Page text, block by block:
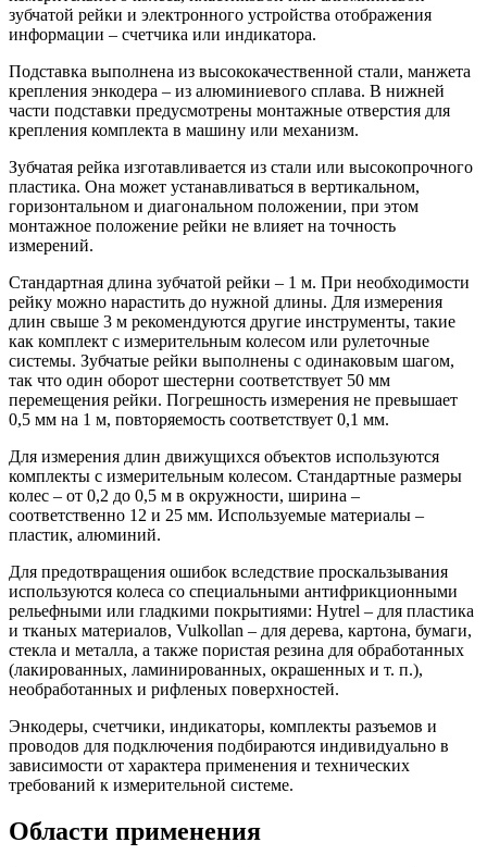
зубчатой рейки и электронного устройства отображения
информации – счетчика или индикатора.
Подставка выполнена из высококачественной стали, манжета
крепления энкодера – из алюминиевого сплава. В нижней
части подставки предусмотрены монтажные отверстия для
крепления комплекта в машину или механизм.
Зубчатая рейка изготавливается из стали или высокопрочного
пластика. Она может устанавливаться в вертикальном,
горизонтальном и диагональном положении, при этом
монтажное положение рейки не влияет на точность
измерений.
Стандартная длина зубчатой рейки – 1 м. При необходимости
рейку можно нарастить до нужной длины. Для измерения
длин свыше 3 м рекомендуются другие инструменты, такие
как комплект с измерительным колесом или рулеточные
системы. Зубчатые рейки выполнены с одинаковым шагом,
так что один оборот шестерни соответствует 50 мм
перемещения рейки. Погрешность измерения не превышает
0,5 мм на 1 м, повторяемость соответствует 0,1 мм.
Для измерения длин движущихся объектов используются
комплекты с измерительным колесом. Стандартные размеры
колес – от 0,2 до 0,5 м в окружности, ширина –
соответственно 12 и 25 мм. Используемые материалы –
пластик, алюминий.
Для предотвращения ошибок вследствие проскальзывания
используются колеса со специальными антифрикционными
рельефными или гладкими покрытиями: Hytrel – для пластика
и тканых материалов, Vulkollan – для дерева, картона, бумаги,
стекла и металла, а также пористая резина для обработанных
(лакированных, ламинированных, окрашенных и т. п.),
необработанных и рифленых поверхностей.
Энкодеры, счетчики, индикаторы, комплекты разъемов и
проводов для подключения подбираются индивидуально в
зависимости от характера применения и технических
требований к измерительной системе.
Области применения